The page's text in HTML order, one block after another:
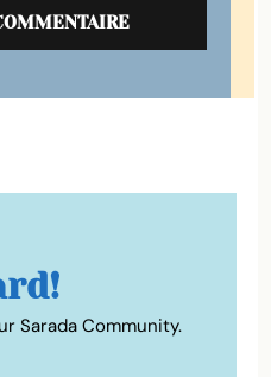
Sarada Community.